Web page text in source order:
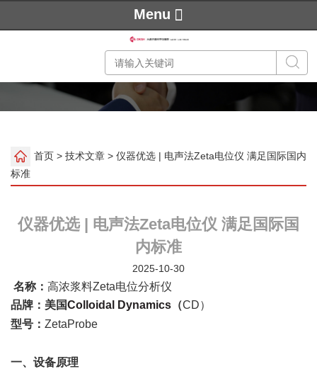
Menu
首页 > 技术文章 > 仪器优选 | 电声法Zeta电位仪 满足国际国内
标准
仪器优选 | 电声法Zeta电位仪 满足国际国
内标准
2025-10-30
名称： 高浓浆料Zeta电位分析仪
品牌：美国Colloidal Dynamics （CD）
型号： ZetaProbe
一、设备原理